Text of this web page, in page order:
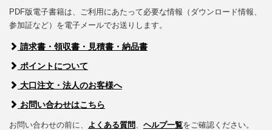
PDF版電子書籍は、ご利用にあたって必要な情報（ダウンロード情報、
参加証など）を電子メールでお送りします。
請求書・領収書・見積書・納品書
ポイントについて
大口注文・法人のお客様へ
お問い合わせはこちら
お問い合わせの前に、 よくある質問 ヘルプ一覧をご確認ください。